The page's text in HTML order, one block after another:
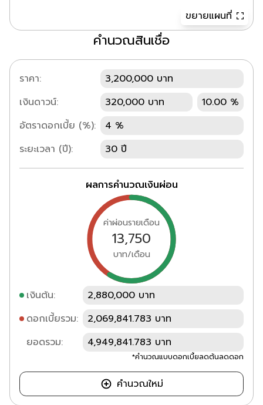
ขยายแผนที่
คำนวณสินเชื่อ
ราคา:
3,200,000 บาท
เงินดาวน์:
320,000 บาท
10.00 %
อัตราดอกเบี้ย (%):
4 %
ระยะเวลา (ปี):
30 ปี
ผลการคำนวณเงินผ่อน
ค่าผ่อนรายเดือน
13,750
บาท/เดือน
เงินต้น:
2,880,000 บาท
ดอกเบี้ยรวม:
2,069,841.783 บาท
ยอดรวม:
4,949,841.783 บาท
*คำนวณแบบดอกเบี้ยลดต้นลดดอก
คำนวณใหม่